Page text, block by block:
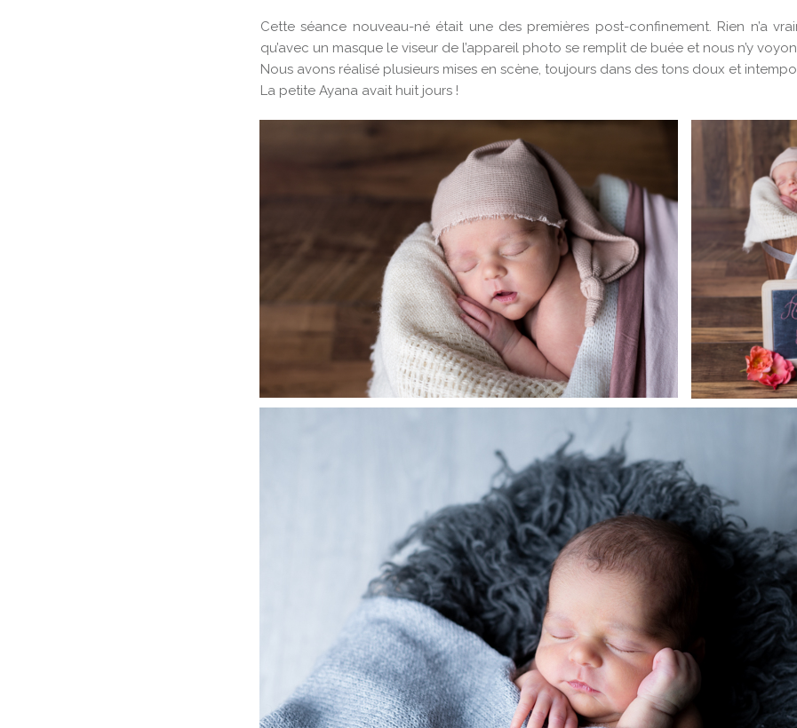
Cette séance nouveau-né était une des premières post-confinement. Rien n’a
qu’avec un masque le viseur de l’appareil photo se remplit de buée et nous n’y
Nous avons réalisé plusieurs mises en scène, toujours dans des tons doux et
La petite Ayana avait huit jours !